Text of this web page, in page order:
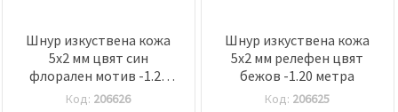
Шнур изкуствена кожа
5x2 мм цвят син
флорален мотив -1.20
метра
Код: 206626
Шнур изкуствена кожа
5x2 мм релефен цвят
бежов -1.20 метра
Код: 206625